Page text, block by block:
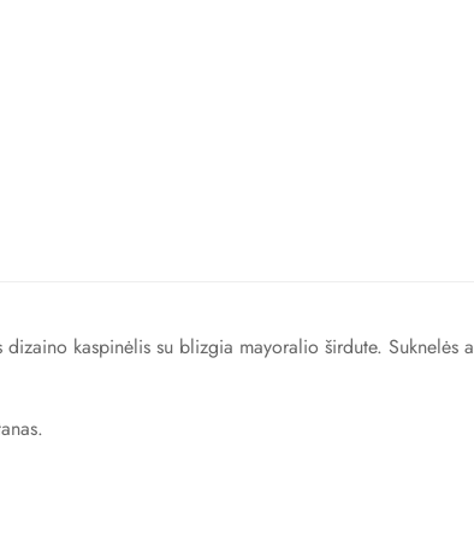
kaspinėlis su blizgia mayoralio širdute. Suknelės a